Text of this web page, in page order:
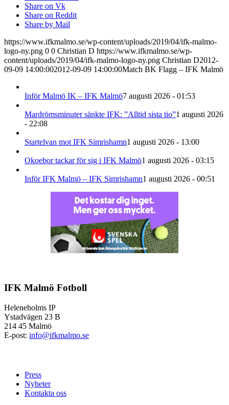
Share on Vk
Share on Reddit
Share by Mail
https://www.ifkmalmo.se/wp-content/uploads/2019/04/ifk-malmo-
logo-ny.png 0 0 Christian D https://www.ifkmalmo.se/wp-
content/uploads/2019/04/ifk-malmo-logo-ny.png Christian D2012-
09-09 14:00:002012-09-09 14:00:00Match BK Flagg – IFK Malmö
Inför Malmö IK – IFK Malmö7 augusti 2026 - 01:53
Mardrömsminuter sänkte IFK: ”Alltid sista tio”1 augusti 2026
- 22:08
Startelvan mot IFK Simrishamn1 augusti 2026 - 13:00
Okoebor tackar för sig i IFK Malmö1 augusti 2026 - 03:15
Inför IFK Malmö – IFK Simrishamn1 augusti 2026 - 00:51
IFK Malmö Fotboll
Heleneholms IP
Ystadvägen 23 B
214 45 Malmö
E-post: info@ifkmalmo.se
Press
Nyheter
Kontakta oss